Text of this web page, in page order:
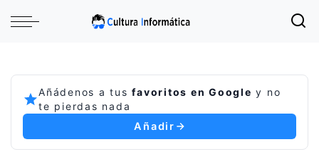
Añádenos a tusfavoritos en Google y no
te pierdas nada
Añadir